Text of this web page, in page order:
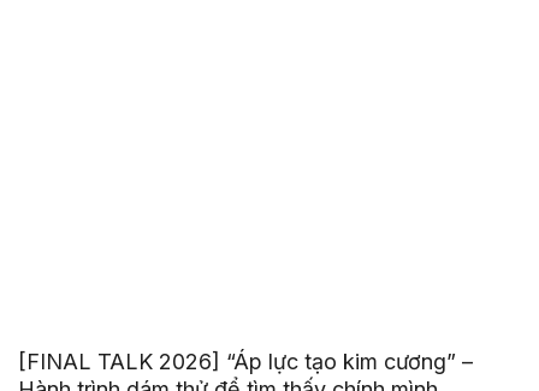
[FINAL TALK 2026] “Áp lực tạo kim cương” –